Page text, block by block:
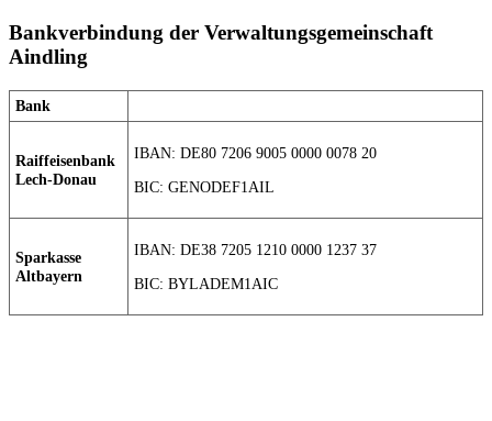
Bankverbindung der Verwaltungsgemeinschaft
Aindling
Bank
Raiffeisenbank
Lech-Donau
IBAN: DE80 7206 9005 0000 0078 20
BIC: GENODEF1AIL
Sparkasse
Altbayern
IBAN: DE38 7205 1210 0000 1237 37
BIC: BYLADEM1AIC